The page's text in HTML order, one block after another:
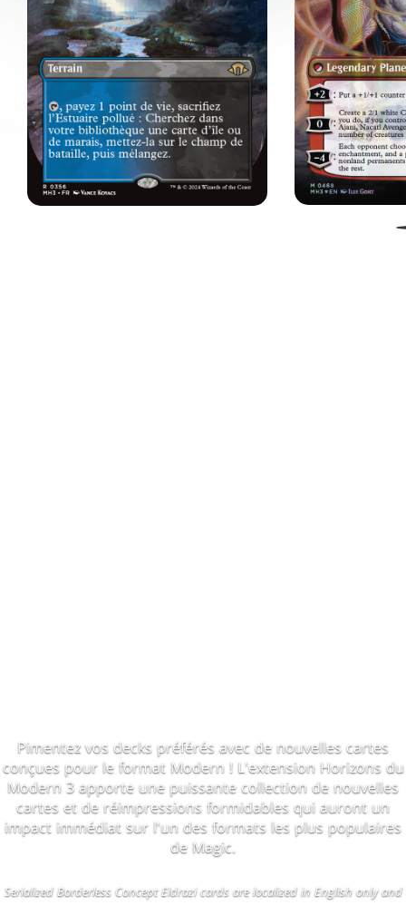
Pimentez vos decks préférés avec de nouvelles cartes
conçues pour le format Modern ! L'extension Horizons du
Modern 3 apporte une puissante collection de nouvelles
cartes et de réimpressions formidables qui auront un
impact immédiat sur l'un des formats les plus populaires
de Magic.
Serialized Borderless Concept Eldrazi cards are localized in English only and